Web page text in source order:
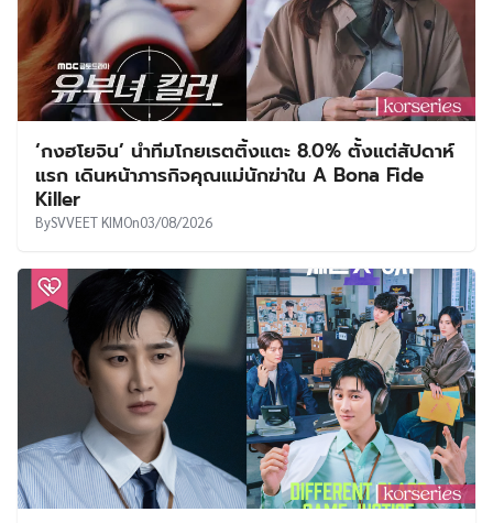
‘กงฮโยจิน’ นำทีมโกยเรตติ้งแตะ 8.0% ตั้งแต่สัปดาห์
แรก เดินหน้าภารกิจคุณแม่นักฆ่าใน A Bona Fide
Killer
BySVVEET KIMOn03/08/2026